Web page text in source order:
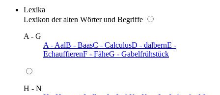
Lexika
Lexikon der alten Wörter und Begriffe
A - G
A - AalB - BaasC - CalculusD - dalbernE -
EchauffierenF - FäheG - Gabelfrühstück
H - N